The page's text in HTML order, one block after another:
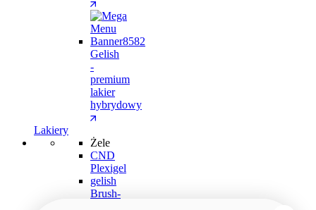
Gelish
-
premium
lakier
hybrydowy
Lakiery
Żele
CND
Plexigel
gelish
Brush-